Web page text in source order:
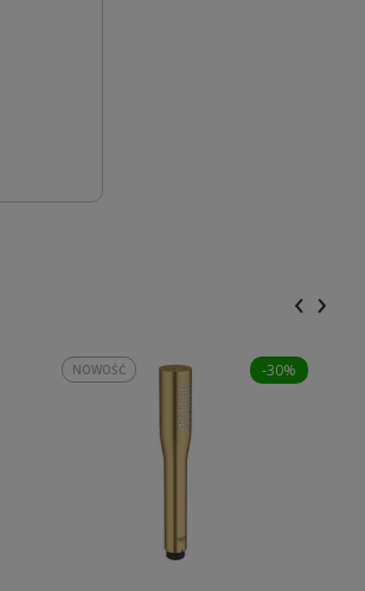
-30%
NOWOŚĆ
‹ ›